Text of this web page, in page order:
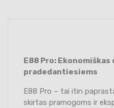
E88 Pro: Ekonomiškas
pradedantiesiems
E88 Pro – tai itin
skirtas pramogoms ir